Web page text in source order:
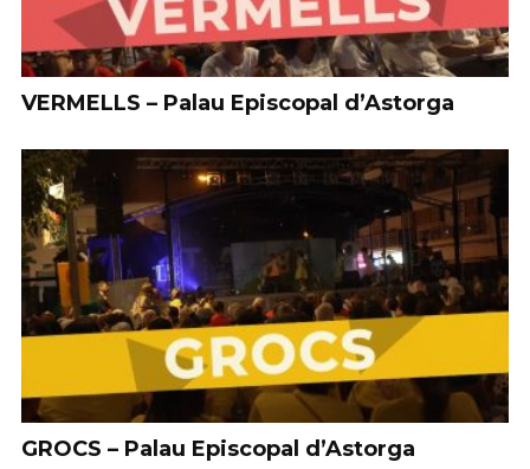
VERMELLS – Palau Episcopal d’Astorga
GROCS – Palau Episcopal d’Astorga